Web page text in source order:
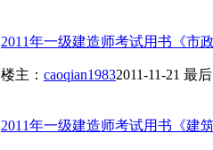
2011年一级建造师考试用书《市
楼主： caoqian19832011-11-21 最
2011年一级建造师考试用书《建